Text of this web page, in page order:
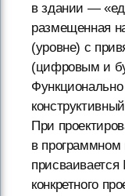
в здании —
размещенная
(уровне) с
(цифровым и
При
в программном
присваивается
конкретного